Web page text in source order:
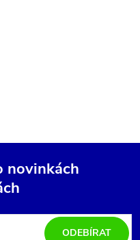
novinkách
ODEBÍRAT